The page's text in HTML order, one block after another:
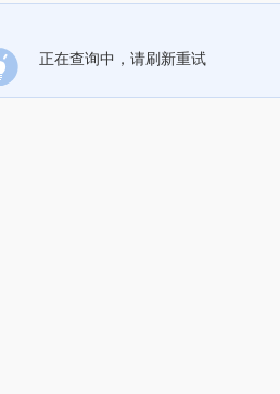
正在查询中，请刷新重试